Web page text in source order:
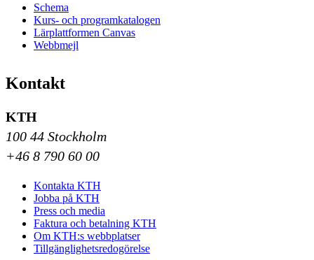
Schema
Kurs- och programkatalogen
Lärplattformen Canvas
Webbmejl
Kontakt
KTH
100 44 Stockholm
+46 8 790 60 00
Kontakta KTH
Jobba på KTH
Press och media
Faktura och betalning KTH
Om KTH:s webbplatser
Tillgänglighetsredogörelse